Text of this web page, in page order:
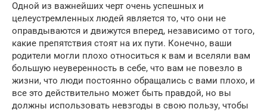
Одной из важнейших черт очень успешных и
целеустремленных людей является то, что они не
оправдываются и движутся вперед, независимо от того,
какие препятствия стоят на их пути. Конечно, ваши
родители могли плохо относиться к вам и вселяли вам
большую неуверенность в себе, что вам не повезло в
жизни, что люди постоянно обращались с вами плохо, и
все это действительно может быть правдой, но вы
должны использовать невзгоды в свою пользу, чтобы